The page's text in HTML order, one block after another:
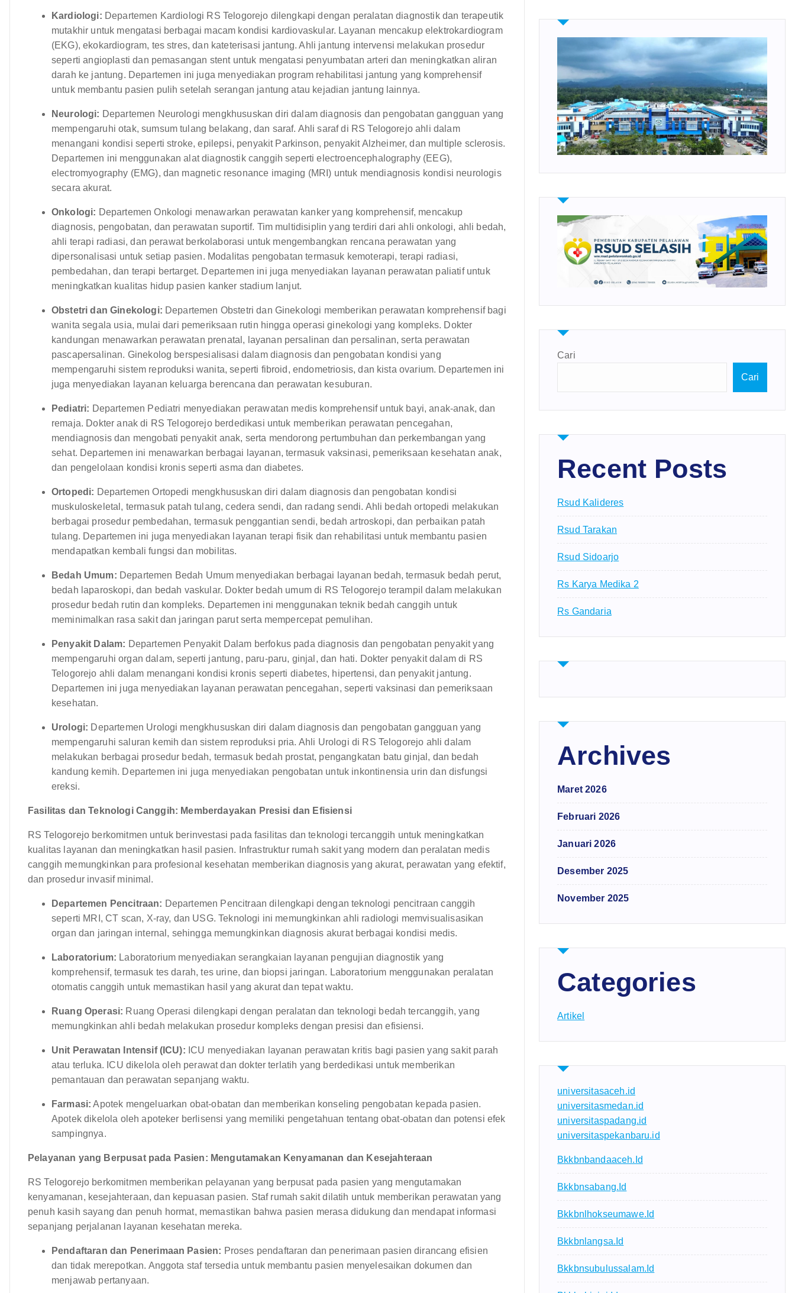
Kardiologi: Departemen Kardiologi RS Telogorejo dilengkapi dengan peralatan diagnostik dan terapeutik
mutakhir untuk mengatasi berbagai macam kondisi kardiovaskular. Layanan mencakup elektrokardiogram
(EKG), ekokardiogram, tes stres, dan kateterisasi jantung. Ahli jantung intervensi melakukan prosedur
seperti angioplasti dan pemasangan stent untuk mengatasi penyumbatan arteri dan meningkatkan aliran
darah ke jantung. Departemen ini juga menyediakan program rehabilitasi jantung yang komprehensif
untuk membantu pasien pulih setelah serangan jantung atau kejadian jantung lainnya.
Neurologi: Departemen Neurologi mengkhususkan diri dalam diagnosis dan pengobatan gangguan yang
mempengaruhi otak, sumsum tulang belakang, dan saraf. Ahli saraf di RS Telogorejo ahli dalam
menangani kondisi seperti stroke, epilepsi, penyakit Parkinson, penyakit Alzheimer, dan multiple sclerosis.
Departemen ini menggunakan alat diagnostik canggih seperti electroencephalography (EEG),
electromyography (EMG), dan magnetic resonance imaging (MRI) untuk mendiagnosis kondisi neurologis
secara akurat.
Onkologi: Departemen Onkologi menawarkan perawatan kanker yang komprehensif, mencakup
diagnosis, pengobatan, dan perawatan suportif. Tim multidisiplin yang terdiri dari ahli onkologi, ahli bedah,
ahli terapi radiasi, dan perawat berkolaborasi untuk mengembangkan rencana perawatan yang
dipersonalisasi untuk setiap pasien. Modalitas pengobatan termasuk kemoterapi, terapi radiasi,
pembedahan, dan terapi bertarget. Departemen ini juga menyediakan layanan perawatan paliatif untuk
meningkatkan kualitas hidup pasien kanker stadium lanjut.
Obstetri dan Ginekologi: Departemen Obstetri dan Ginekologi memberikan perawatan komprehensif bagi
wanita segala usia, mulai dari pemeriksaan rutin hingga operasi ginekologi yang kompleks. Dokter
kandungan menawarkan perawatan prenatal, layanan persalinan dan persalinan, serta perawatan
pascapersalinan. Ginekolog berspesialisasi dalam diagnosis dan pengobatan kondisi yang
mempengaruhi sistem reproduksi wanita, seperti fibroid, endometriosis, dan kista ovarium. Departemen ini
juga menyediakan layanan keluarga berencana dan perawatan kesuburan.
Pediatri: Departemen Pediatri menyediakan perawatan medis komprehensif untuk bayi, anak-anak, dan
remaja. Dokter anak di RS Telogorejo berdedikasi untuk memberikan perawatan pencegahan,
mendiagnosis dan mengobati penyakit anak, serta mendorong pertumbuhan dan perkembangan yang
sehat. Departemen ini menawarkan berbagai layanan, termasuk vaksinasi, pemeriksaan kesehatan anak,
dan pengelolaan kondisi kronis seperti asma dan diabetes.
Ortopedi: Departemen Ortopedi mengkhususkan diri dalam diagnosis dan pengobatan kondisi
muskuloskeletal, termasuk patah tulang, cedera sendi, dan radang sendi. Ahli bedah ortopedi melakukan
berbagai prosedur pembedahan, termasuk penggantian sendi, bedah artroskopi, dan perbaikan patah
tulang. Departemen ini juga menyediakan layanan terapi fisik dan rehabilitasi untuk membantu pasien
mendapatkan kembali fungsi dan mobilitas.
Bedah Umum: Departemen Bedah Umum menyediakan berbagai layanan bedah, termasuk bedah perut,
bedah laparoskopi, dan bedah vaskular. Dokter bedah umum di RS Telogorejo terampil dalam melakukan
prosedur bedah rutin dan kompleks. Departemen ini menggunakan teknik bedah canggih untuk
meminimalkan rasa sakit dan jaringan parut serta mempercepat pemulihan.
Penyakit Dalam: Departemen Penyakit Dalam berfokus pada diagnosis dan pengobatan penyakit yang
mempengaruhi organ dalam, seperti jantung, paru-paru, ginjal, dan hati. Dokter penyakit dalam di RS
Telogorejo ahli dalam menangani kondisi kronis seperti diabetes, hipertensi, dan penyakit jantung.
Departemen ini juga menyediakan layanan perawatan pencegahan, seperti vaksinasi dan pemeriksaan
kesehatan.
Urologi: Departemen Urologi mengkhususkan diri dalam diagnosis dan pengobatan gangguan yang
mempengaruhi saluran kemih dan sistem reproduksi pria. Ahli Urologi di RS Telogorejo ahli dalam
melakukan berbagai prosedur bedah, termasuk bedah prostat, pengangkatan batu ginjal, dan bedah
kandung kemih. Departemen ini juga menyediakan pengobatan untuk inkontinensia urin dan disfungsi
ereksi.
Fasilitas dan Teknologi Canggih: Memberdayakan Presisi dan Efisiensi
RS Telogorejo berkomitmen untuk berinvestasi pada fasilitas dan teknologi tercanggih untuk meningkatkan
kualitas layanan dan meningkatkan hasil pasien. Infrastruktur rumah sakit yang modern dan peralatan medis
canggih memungkinkan para profesional kesehatan memberikan diagnosis yang akurat, perawatan yang efektif,
dan prosedur invasif minimal.
Departemen Pencitraan: Departemen Pencitraan dilengkapi dengan teknologi pencitraan canggih
seperti MRI, CT scan, X-ray, dan USG. Teknologi ini memungkinkan ahli radiologi memvisualisasikan
organ dan jaringan internal, sehingga memungkinkan diagnosis akurat berbagai kondisi medis.
Laboratorium: Laboratorium menyediakan serangkaian layanan pengujian diagnostik yang
komprehensif, termasuk tes darah, tes urine, dan biopsi jaringan. Laboratorium menggunakan peralatan
otomatis canggih untuk memastikan hasil yang akurat dan tepat waktu.
Ruang Operasi: Ruang Operasi dilengkapi dengan peralatan dan teknologi bedah tercanggih, yang
memungkinkan ahli bedah melakukan prosedur kompleks dengan presisi dan efisiensi.
Unit Perawatan Intensif (ICU): ICU menyediakan layanan perawatan kritis bagi pasien yang sakit parah
atau terluka. ICU dikelola oleh perawat dan dokter terlatih yang berdedikasi untuk memberikan
pemantauan dan perawatan sepanjang waktu.
Farmasi: Apotek mengeluarkan obat-obatan dan memberikan konseling pengobatan kepada pasien.
Apotek dikelola oleh apoteker berlisensi yang memiliki pengetahuan tentang obat-obatan dan potensi efek
sampingnya.
Pelayanan yang Berpusat pada Pasien: Mengutamakan Kenyamanan dan Kesejahteraan
RS Telogorejo berkomitmen memberikan pelayanan yang berpusat pada pasien yang mengutamakan
kenyamanan, kesejahteraan, dan kepuasan pasien. Staf rumah sakit dilatih untuk memberikan perawatan yang
penuh kasih sayang dan penuh hormat, memastikan bahwa pasien merasa didukung dan mendapat informasi
sepanjang perjalanan layanan kesehatan mereka.
Pendaftaran dan Penerimaan Pasien: Proses pendaftaran dan penerimaan pasien dirancang efisien
dan tidak merepotkan. Anggota staf tersedia untuk membantu pasien menyelesaikan dokumen dan
menjawab pertanyaan.
Cari
Cari
Recent Posts
Rsud Kalideres
Rsud Tarakan
Rsud Sidoarjo
Rs Karya Medika 2
Rs Gandaria
Archives
Maret 2026
Februari 2026
Januari 2026
Desember 2025
November 2025
Categories
Artikel
universitasaceh.id
universitasmedan.id
universitaspadang.id
universitaspekanbaru.id
Bkkbnbandaaceh.id
Bkkbnsabang.id
Bkkbnlhokseumawe.id
Bkkbnlangsa.id
Bkkbnsubulussalam.id